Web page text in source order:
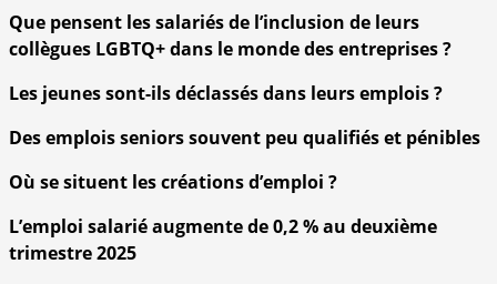
Que pensent les salariés de l’inclusion de leurs
collègues LGBTQ+ dans le monde des entreprises ?
Les jeunes sont-ils déclassés dans leurs emplois ?
Des emplois seniors souvent peu qualifiés et pénibles
Où se situent les créations d’emploi ?
L’emploi salarié augmente de 0,2 % au deuxième
trimestre 2025